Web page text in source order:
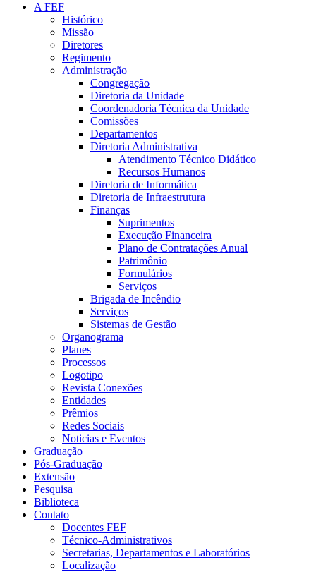
A FEF
Histórico
Missão
Diretores
Regimento
Administração
Congregação
Diretoria da Unidade
Coordenadoria Técnica da Unidade
Comissões
Departamentos
Diretoria Administrativa
Atendimento Técnico Didático
Recursos Humanos
Diretoria de Informática
Diretoria de Infraestrutura
Finanças
Suprimentos
Execução Financeira
Plano de Contratações Anual
Patrimônio
Formulários
Serviços
Brigada de Incêndio
Serviços
Sistemas de Gestão
Organograma
Planes
Processos
Logotipo
Revista Conexões
Entidades
Prêmios
Redes Sociais
Noticias e Eventos
Graduação
Pós-Graduação
Extensão
Pesquisa
Biblioteca
Contato
Docentes FEF
Técnico-Administrativos
Secretarias, Departamentos e Laboratórios
Localização